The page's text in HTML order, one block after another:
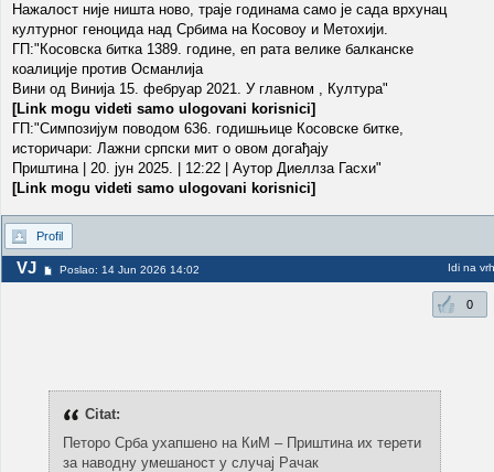
Нажалост није ништа ново, траје годинама само је сада врхунац
културног геноцида над Србима на Косовоу и Метохији.
ГП:"Косовска битка 1389. године, еп рата велике балканске
коалиције против Османлија
Вини од Винија 15. фебруар 2021. У главном , Култура"
[Link mogu videti samo ulogovani korisnici]
ГП:"Симпозијум поводом 636. годишњице Косовске битке,
историчари: Лажни српски мит о овом догађају
Приштина | 20. јун 2025. | 12:22 | Аутор Диеллза Гасхи"
[Link mogu videti samo ulogovani korisnici]
Profil
VJ Poslao: 14 Jun 2026 14:02 Idi na vrh
0
Citat:
Петоро Срба ухапшено на КиМ – Приштина их терети
за наводну умешаност у случај Рачак